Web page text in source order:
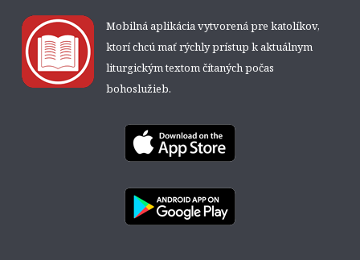
Mobilná aplikácia vytvorená pre katolíkov,
ktorí chcú mať rýchly prístup k aktuálnym
liturgickým textom čítaných počas
bohoslužieb.